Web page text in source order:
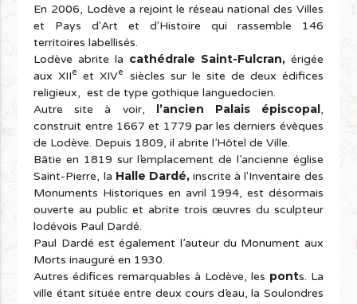
En 2006, Lodève a rejoint le réseau national des Villes
et Pays d'Art et d'Histoire qui rassemble 146
territoires labellisés.
Lodève abrite la cathédrale Saint-Fulcran,érigée
aux XIIe et XIVe
siècles sur le site de deux édifices
religieux, est de type gothique languedocien.
Autre site à voir, l’ancien Palais épiscopal,
construit entre 1667 et 1779 par les derniers évêques
de Lodève. Depuis 1809, il abrite l’Hôtel de Ville.
Bâtie en 1819 sur l’emplacement de l’ancienne église
Saint-Pierre, la Halle Dardé,inscrite à l'Inventaire des
Monuments Historiques en avril 1994, est désormais
ouverte au public et abrite trois œuvres du sculpteur
lodévois Paul Dardé.
Paul Dardé est également l’auteur du Monument aux
Morts inauguré en 1930.
Autres édifices remarquables à Lodève, les ponts. La
ville étant située entre deux cours d’eau, la Soulondres